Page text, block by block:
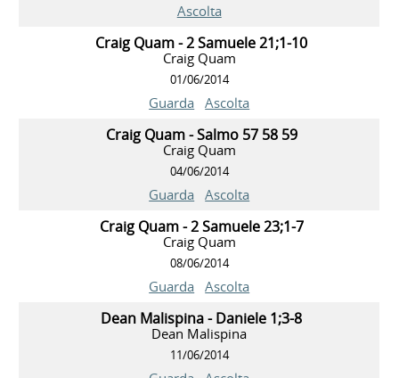
Ascolta
Craig Quam - 2 Samuele 21;1-10
Craig Quam
01/06/2014
Guarda Ascolta
Craig Quam - Salmo 57 58 59
Craig Quam
04/06/2014
Guarda Ascolta
Craig Quam - 2 Samuele 23;1-7
Craig Quam
08/06/2014
Guarda Ascolta
Dean Malispina - Daniele 1;3-8
Dean Malispina
11/06/2014